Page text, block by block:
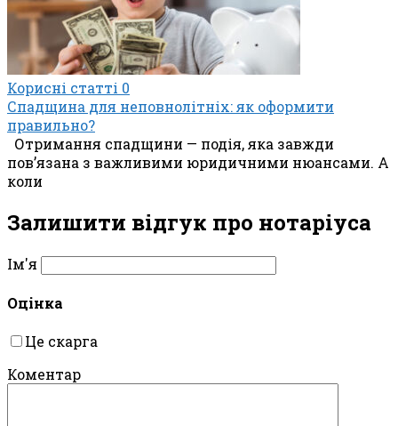
Корисні статті 0
Спадщина для неповнолітніх: як оформити
правильно?
Отримання спадщини — подія, яка завжди
пов’язана з важливими юридичними нюансами. А
коли
Залишити відгук про нотаріуса
Ім'я
Оцінка
Це скарга
Коментар